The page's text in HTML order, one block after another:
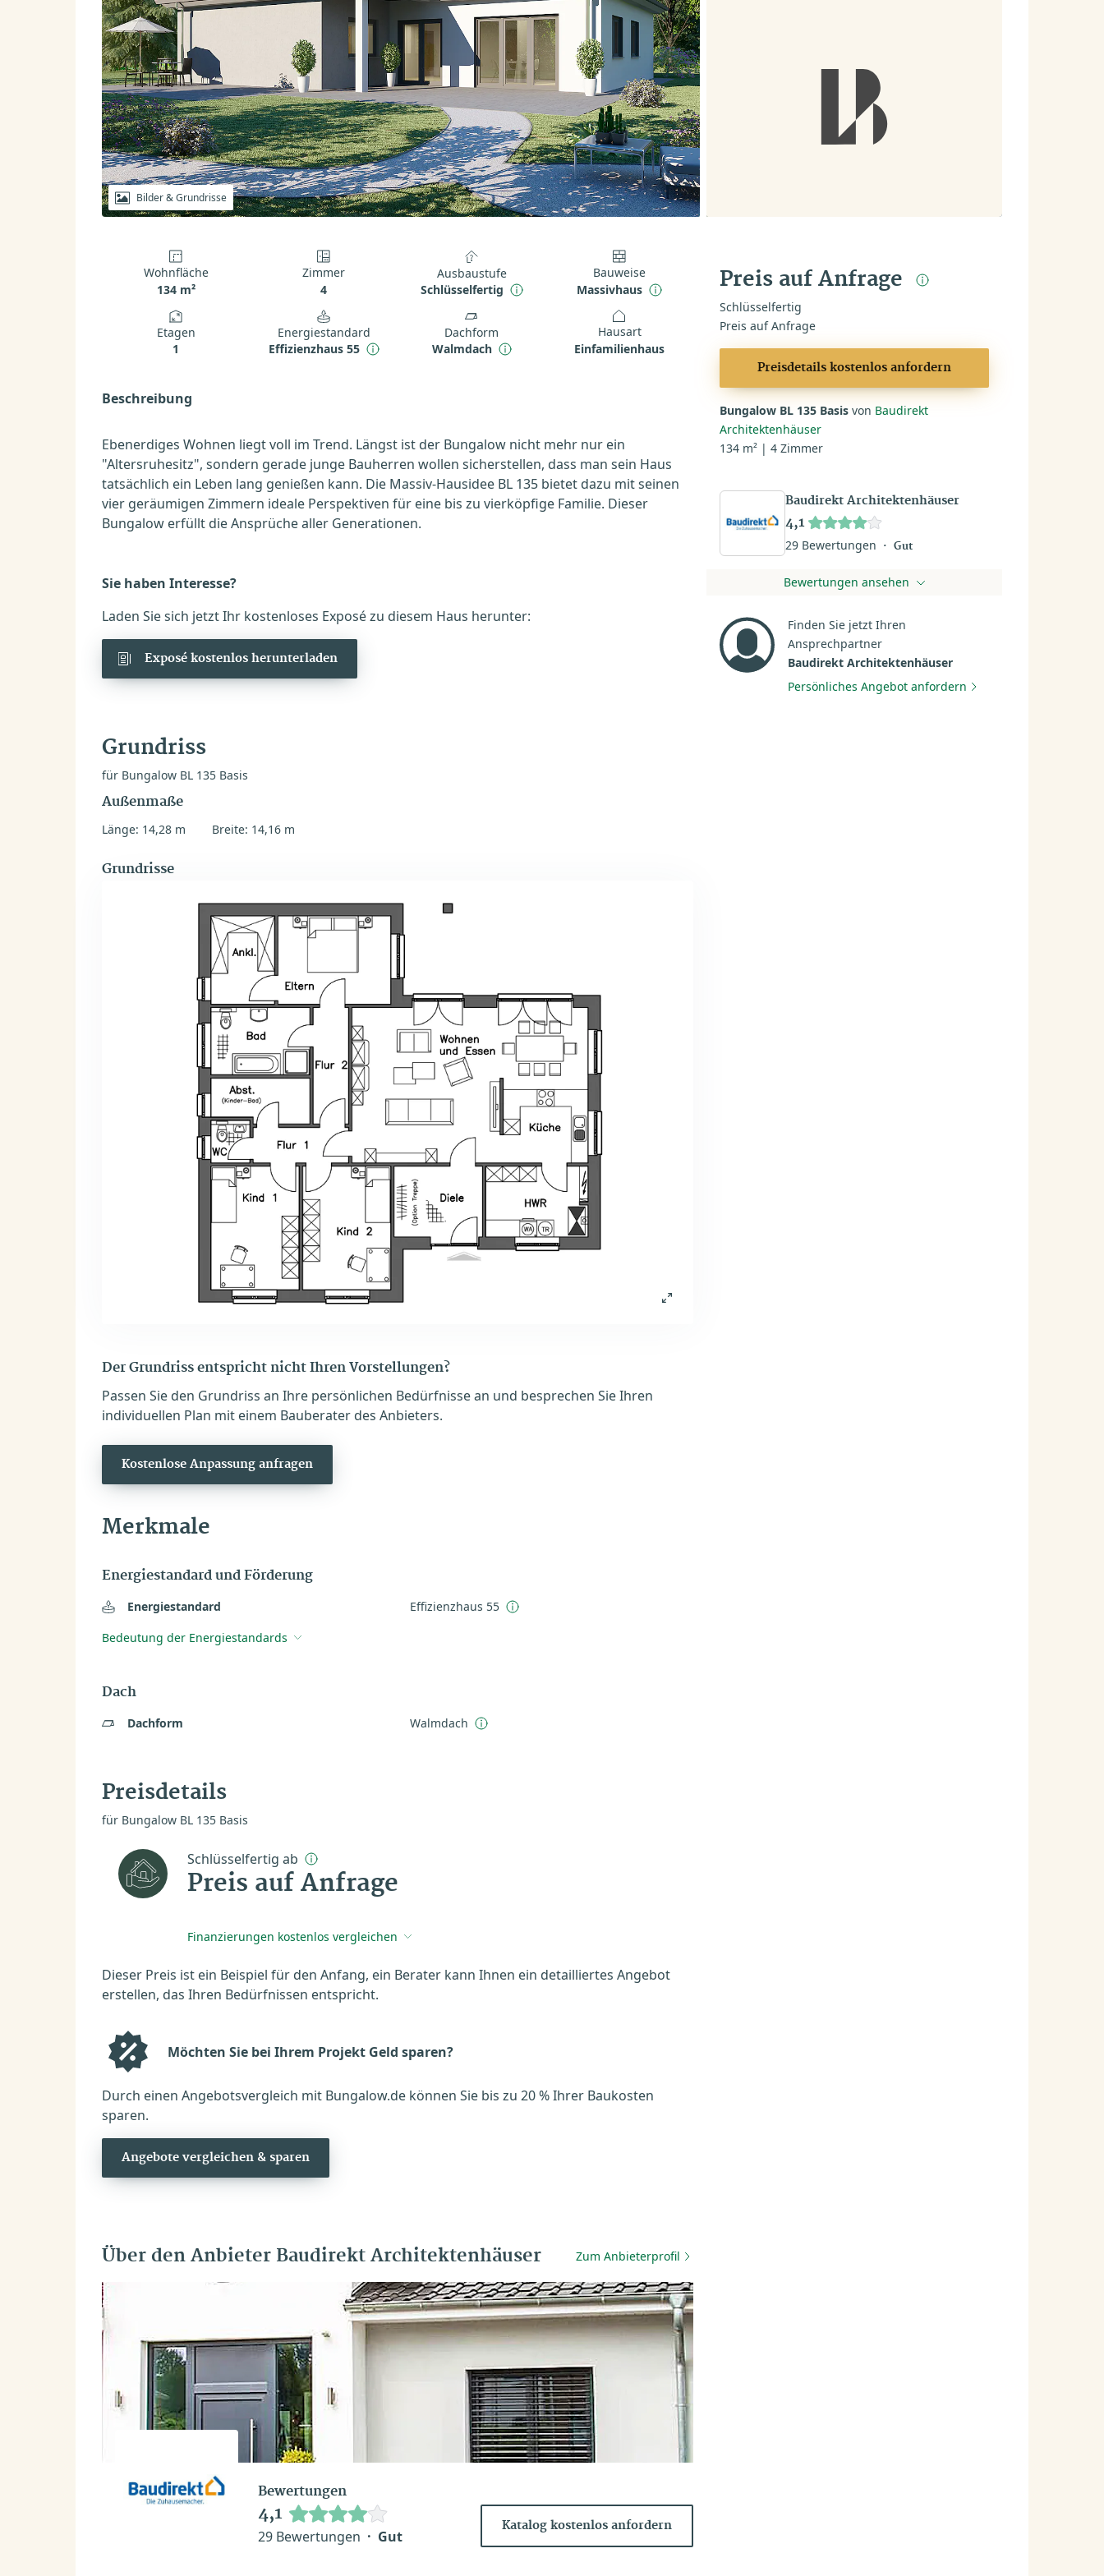
Bilder & Grundrisse
Wohnfläche
134 m²
Zimmer
4
Ausbaustufe
Schlüsselfertig
Bauweise
Massivhaus
Etagen
1
Energiestandard
Effizienzhaus 55
Dachform
Walmdach
Hausart
Einfamilienhaus
Beschreibung
Ebenerdiges Wohnen liegt voll im Trend. Längst ist der Bungalow nicht mehr nur ein
"Altersruhesitz", sondern gerade junge Bauherren wollen sicherstellen, dass man sein Haus
tatsächlich ein Leben lang genießen kann. Die Massiv-Hausidee BL 135 bietet dazu mit seinen
vier geräumigen Zimmern ideale Perspektiven für eine bis zu vierköpfige Familie. Dieser
Bungalow erfüllt die Ansprüche aller Generationen.
Sie haben Interesse?
Laden Sie sich jetzt Ihr kostenloses Exposé zu diesem Haus herunter:
Exposé kostenlos herunterladen
Grundriss
für Bungalow BL 135 Basis
Außenmaße
Länge: 14,28 m Breite: 14,16 m
Grundrisse
Der Grundriss entspricht nicht Ihren Vorstellungen?
Passen Sie den Grundriss an Ihre persönlichen Bedürfnisse an und besprechen Sie Ihren
individuellen Plan mit einem Bauberater des Anbieters.
Kostenlose Anpassung anfragen
Merkmale
Energiestandard und Förderung
Energiestandard
Effizienzhaus 55
Bedeutung der Energiestandards
Dach
Dachform Walmdach
Preisdetails
für Bungalow BL 135 Basis
Schlüsselfertig ab
Preis auf Anfrage
Finanzierungen kostenlos vergleichen
Dieser Preis ist ein Beispiel für den Anfang, ein Berater kann Ihnen ein detailliertes Angebot
erstellen, das Ihren Bedürfnissen entspricht.
Möchten Sie bei Ihrem Projekt Geld sparen?
Durch einen Angebotsvergleich mit Bungalow.de können Sie bis zu 20 % Ihrer Baukosten
sparen.
Angebote vergleichen & sparen
Über den Anbieter Baudirekt Architektenhäuser Zum Anbieterprofil
Bewertungen
4,1
29 Bewertungen Gut
Katalog kostenlos anfordern
Preis auf Anfrage
Schlüsselfertig
Preis auf Anfrage
Preisdetails kostenlos anfordern
Bungalow BL 135 Basis von Baudirekt
Architektenhäuser
134 m² | 4 Zimmer
Baudirekt Architektenhäuser
4,1
29 Bewertungen Gut
Bewertungen ansehen
Finden Sie jetzt Ihren
Ansprechpartner
Baudirekt Architektenhäuser
Persönliches Angebot anfordern